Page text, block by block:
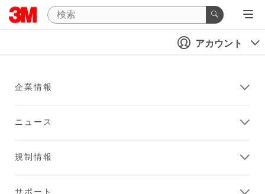
アカウント
企業情報
ニュース
規制情報